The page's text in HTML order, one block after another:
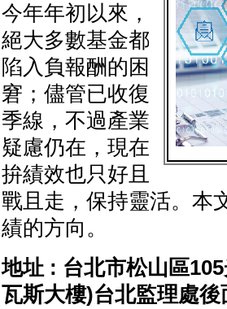
今年年初以來，
絕大多數基金都
陷入負報酬的困
窘；儘管已收復
季線，不過產業
疑慮仍在，現在
拚績效也只好且
戰且走，保持靈活。本
績的方向。
地址 : 台北市松山區
瓦斯大樓)台北監理處後